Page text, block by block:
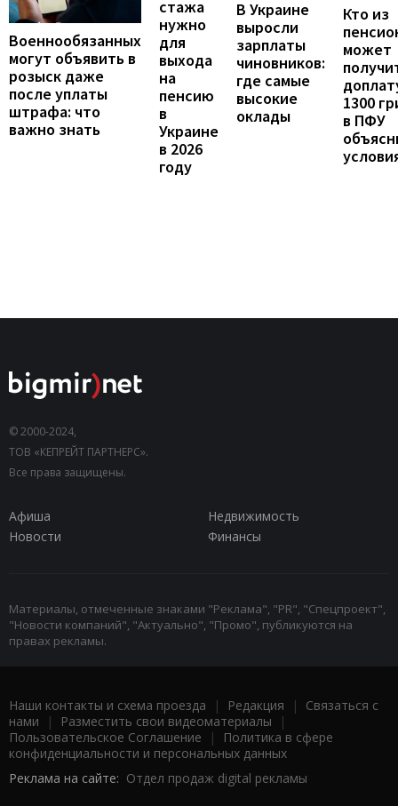
Военнообязанных
могут объявить в
розыск даже
после уплаты
штрафа: что
важно знать
стажа
нужно
для
выхода
на
пенсию
в
Украине
в 2026
году
В Украине
выросли
зарплаты
чиновников:
где самые
высокие
оклады
Кто из
может
1300
в ПФУ
© 2000-2024,
ТОВ «КЕПРЕЙТ ПАРТНЕРС».
Все права защищены.
Афиша
Недвижимость
Новости
Финансы
Материалы, отмеченные знаками "Реклама", "PR", "Спецпроект",
"Новости компаний", "Актуально", "Промо", публикуются на
правах рекламы.
Наши контакты и схема проезда | Редакция | Связаться с
нами | Разместить свои видеоматериалы |
Пользовательское Соглашение |
Политика в сфере
конфиденциальности и персональных данных
Реклама на сайте: Отдел продаж digital рекламы